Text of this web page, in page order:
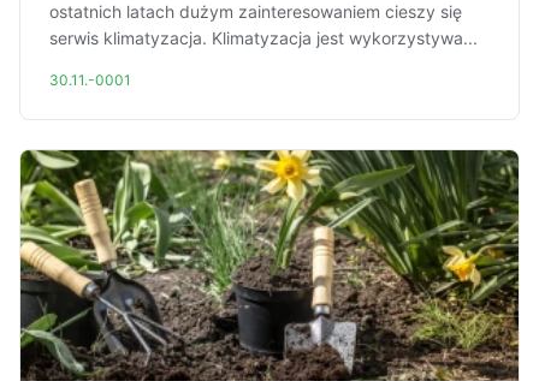
ostatnich latach dużym zainteresowaniem cieszy się
serwis klimatyzacja. Klimatyzacja jest wykorzystywa...
30.11.-0001